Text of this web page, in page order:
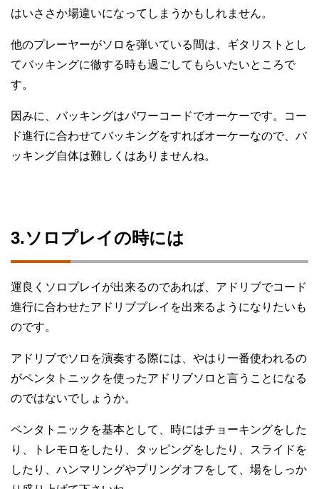
はいささか場違いになってしまうかもしれません。
他のプレーヤーがソロを弾いている間は、ギタリストとし
てバッキングに徹する時も過ごしてもらいたいところで
す。
因みに、バッキングはパワーコードでオーケーです。コー
ド進行に合わせてバッキングをすればオーケーなので、バ
ッキング自体は難しくはありませんね。
3.ソロプレイの時には
運良くソロプレイが出来るのであれば、アドリブでコード
進行に合わせたアドリブプレイを出来るようになりたいも
のです。
アドリブでソロを演奏する際には、やはり一番使われるの
がペンタトニックを使ったアドリブソロと言うことになる
のではないでしょうか。
ペンタトニックを基本として、時にはチョーキングをした
り、トレモロをしたり、タッピングをしたり、スライドを
したり、ハンマリングやプリングオフをして、場をしっか